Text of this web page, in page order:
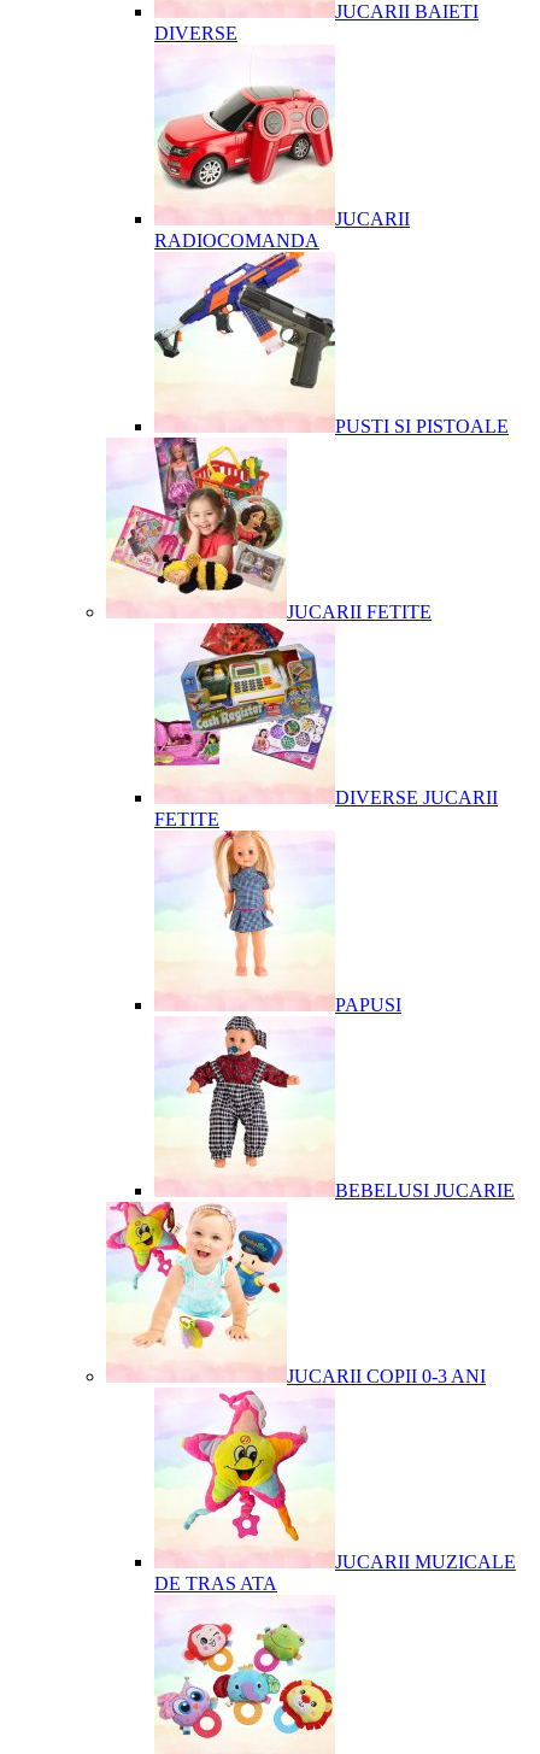
JUCARII BAIETI
DIVERSE
JUCARII
RADIOCOMANDA
PUSTI SI PISTOALE
JUCARII FETITE
DIVERSE JUCARII
FETITE
PAPUSI
BEBELUSI JUCARIE
JUCARII COPII 0-3 ANI
JUCARII MUZICALE
DE TRAS ATA